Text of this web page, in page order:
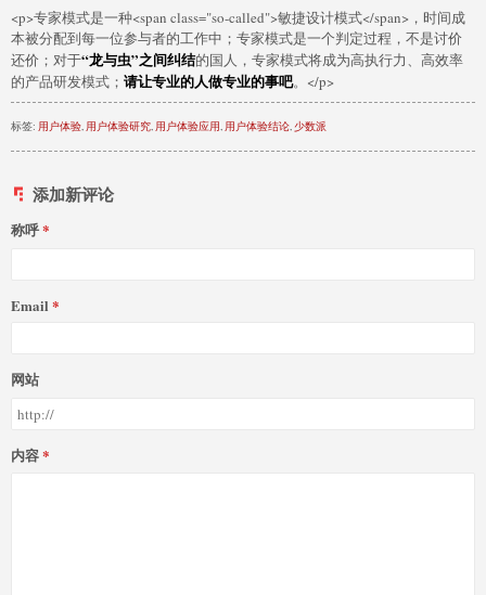
<p>专家模式是一种<span class="so-called">敏捷设计模式</span>，时间成
本被分配到每一位参与者的工作中；专家模式是一个判定过程，不是讨价
还价；对于“龙与虫”之间纠结的国人，专家模式将成为高执行力、高效率
的产品研发模式； 请让专业的人做专业的事吧。</p>
标签: 用户体验, 用户体验研究, 用户体验应用, 用户体验结论,少数派
添加新评论
称呼
Email
网站
内容